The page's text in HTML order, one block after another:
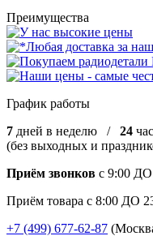
Преимущества
График работы
7 дней в неделю / 24
(без выходных и
Приём звонков с 9:00
Приём товара с 8:00 ДО
+7 (499) 677-62-87